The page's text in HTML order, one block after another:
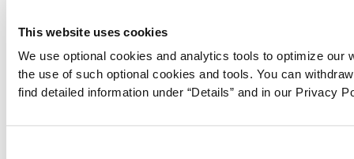
This website uses cookies
We use optional cookies and analytics tools to optimize our
the use of such optional cookies and tools. You can
find detailed information under “Details” and in our Privacy